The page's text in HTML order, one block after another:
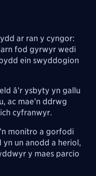
ar ran y cyngor:
fod gyrwyr wedi
ein swyddogion
â’r ysbyty yn gallu
ac mae’n ddrwg
cyfranwyr.
monitro a gorfodi
un anodd a heriol,
y maes parcio